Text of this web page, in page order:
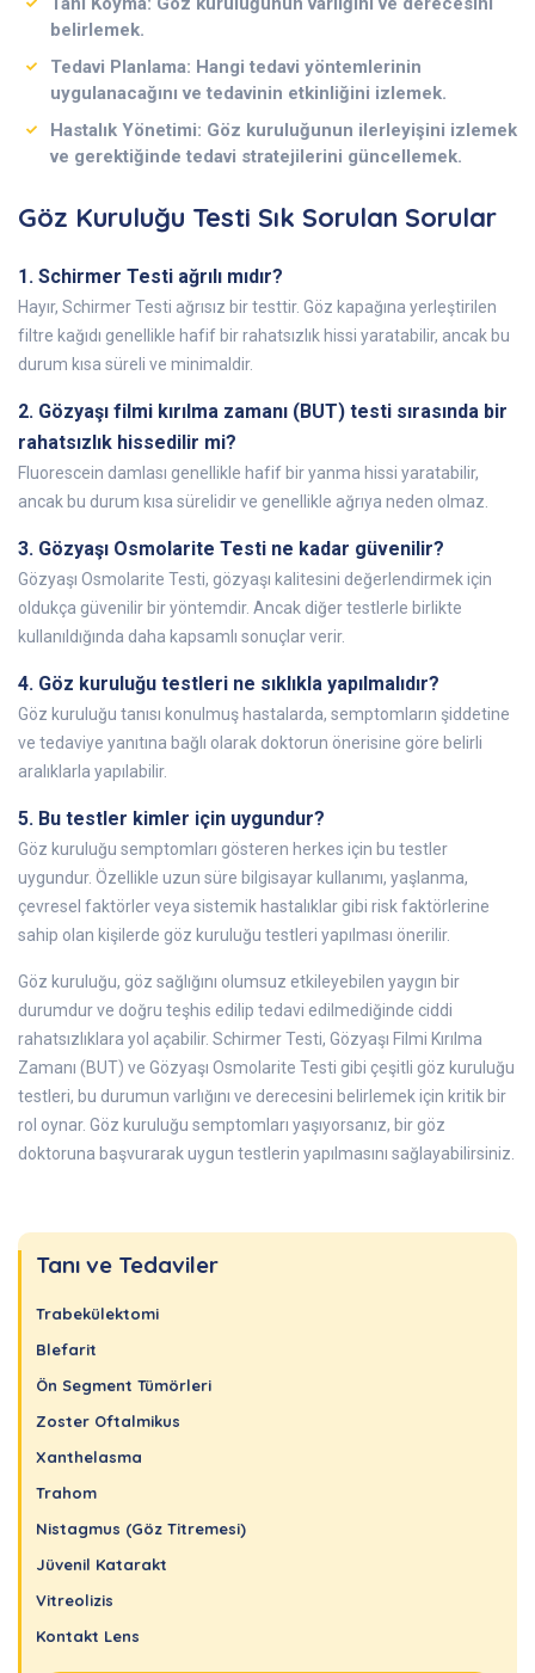
belirlemek.
Tedavi Planlama: Hangi tedavi yöntemlerinin
uygulanacağını ve tedavinin etkinliğini izlemek.
Hastalık Yönetimi: Göz kuruluğunun ilerleyişini izlemek
ve gerektiğinde tedavi stratejilerini güncellemek.
Göz Kuruluğu Testi Sık Sorulan Sorular
1. Schirmer Testi ağrılı mıdır?
Hayır, Schirmer Testi ağrısız bir testtir. Göz kapağına yerleştirilen
filtre kağıdı genellikle hafif bir rahatsızlık hissi yaratabilir, ancak bu
durum kısa süreli ve minimaldir.
2. Gözyaşı filmi kırılma zamanı (BUT) testi sırasında bir
rahatsızlık hissedilir mi?
Fluorescein damlası genellikle hafif bir yanma hissi yaratabilir,
ancak bu durum kısa sürelidir ve genellikle ağrıya neden olmaz.
3. Gözyaşı Osmolarite Testi ne kadar güvenilir?
Gözyaşı Osmolarite Testi, gözyaşı kalitesini değerlendirmek için
oldukça güvenilir bir yöntemdir. Ancak diğer testlerle birlikte
kullanıldığında daha kapsamlı sonuçlar verir.
4. Göz kuruluğu testleri ne sıklıkla yapılmalıdır?
Göz kuruluğu tanısı konulmuş hastalarda, semptomların şiddetine
ve tedaviye yanıtına bağlı olarak doktorun önerisine göre belirli
aralıklarla yapılabilir.
5. Bu testler kimler için uygundur?
Göz kuruluğu semptomları gösteren herkes için bu testler
uygundur. Özellikle uzun süre bilgisayar kullanımı, yaşlanma,
çevresel faktörler veya sistemik hastalıklar gibi risk faktörlerine
sahip olan kişilerde göz kuruluğu testleri yapılması önerilir.
Göz kuruluğu, göz sağlığını olumsuz etkileyebilen yaygın bir
durumdur ve doğru teşhis edilip tedavi edilmediğinde ciddi
rahatsızlıklara yol açabilir. Schirmer Testi, Gözyaşı Filmi Kırılma
Zamanı (BUT) ve Gözyaşı Osmolarite Testi gibi çeşitli göz kuruluğu
testleri, bu durumun varlığını ve derecesini belirlemek için kritik bir
rol oynar. Göz kuruluğu semptomları yaşıyorsanız, bir göz
doktoruna başvurarak uygun testlerin yapılmasını sağlayabilirsiniz.
Tanı ve Tedaviler
Trabekülektomi
Blefarit
Ön Segment Tümörleri
Zoster Oftalmikus
Xanthelasma
Trahom
Nistagmus (Göz Titremesi)
Jüvenil Katarakt
Vitreolizis
Kontakt Lens